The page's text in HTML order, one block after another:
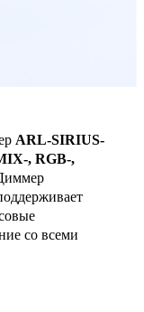
ARL-SIRIUS-
, RGB-,
со всеми